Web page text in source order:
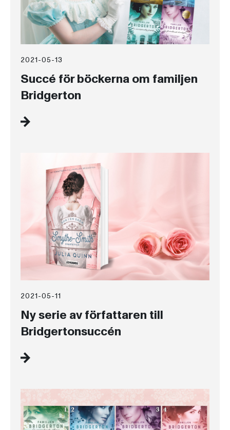
2021-05-13
Succé för böckerna om familjen
Bridgerton
2021-05-11
Ny serie av författaren till
Bridgertonsuccén